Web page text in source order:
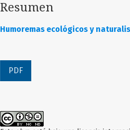
Resumen
Humoremas ecológicos y
PDF